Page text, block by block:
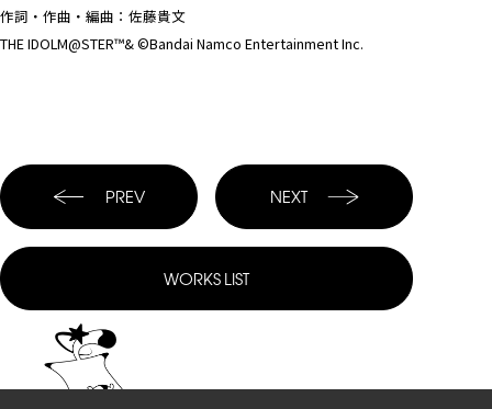
作詞・作曲・編曲：佐藤貴文
THE IDOLM@STER™& ©Bandai Namco Entertainment Inc.
PREV
WORKS LIST
NEXT